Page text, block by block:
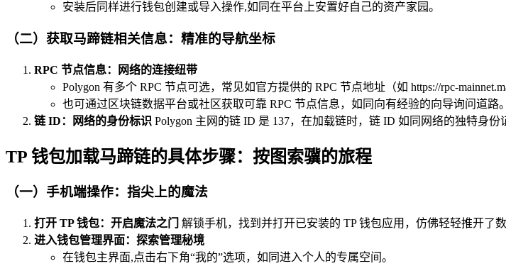
安装后同样进行钱包创建或导入操作,如同在平台上安置好自己的资产家园。
（二）获取马蹄链相关信息：精准的导航坐标
RPC 节点信息：网络的连接纽带
Polygon 有多个 RPC 节点可选，常见如官方提供的 RPC 节点地址（如 https://rpc-
也可通过区块链数据平台或社区获取可靠 RPC 节点信息，如同向有经验的向导询问道路。
链 ID：网络的身份标识 Polygon 主网的链 ID 是 137，在加载链时，链 ID 如同网络的独特身份
TP 钱包加载马蹄链的具体步骤：按图索骥的旅程
（一）手机端操作：指尖上的魔法
打开 TP 钱包：开启魔法之门
解锁手机，找到并打开已安装的 TP 钱包应用，仿佛轻轻推开了
进入钱包管理界面：探索管理秘境
在钱包主界面,点击右下角“我的”选项，如同进入个人的专属空间。